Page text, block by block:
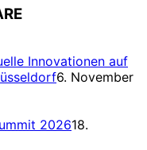
Innovationen auf
6. November
202618.